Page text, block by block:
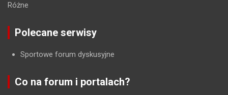
Różne
Polecane serwisy
Sportowe forum dyskusyjne
Co na forum i portalach?